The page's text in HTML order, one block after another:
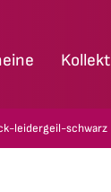
leidergeil-schwarz